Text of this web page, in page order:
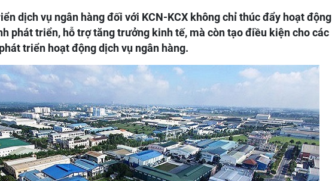
dịch vụ ngân hàng đối với KCN-KCX không chỉ thúc đẩy hoạt động
phát triển, hỗ trợ tăng trưởng kinh tế, mà còn tạo điều kiện cho các
triển hoạt động dịch vụ ngân hàng.